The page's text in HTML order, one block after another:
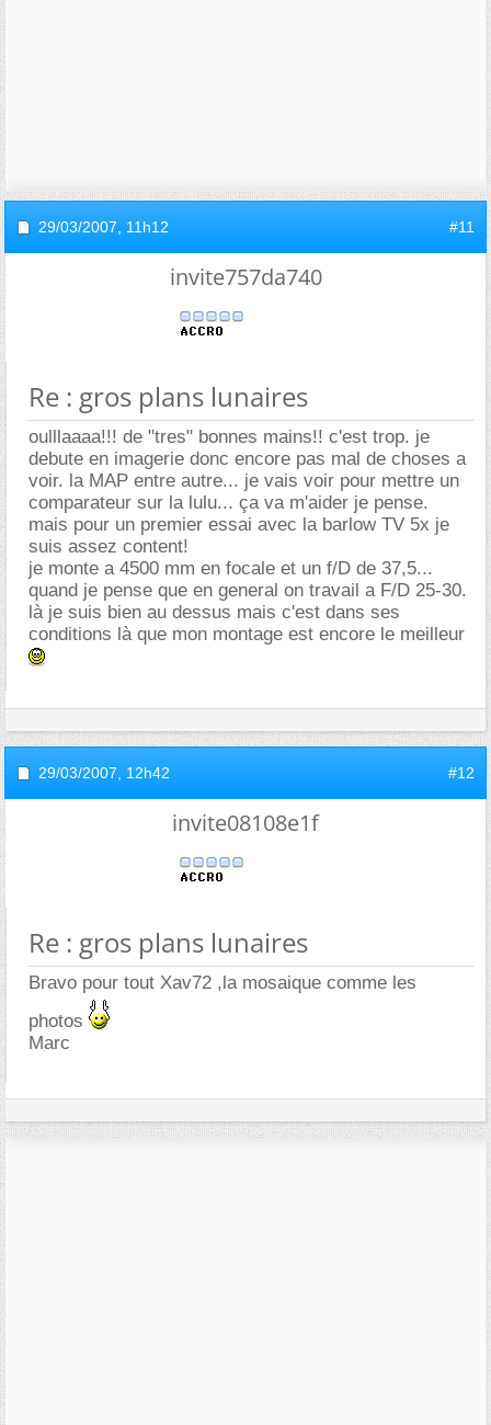
29/03/2007, 11h12 #11
invite757da740
Re : gros plans lunaires
oulllaaaa!!! de "tres" bonnes mains!! c'est trop. je
debute en imagerie donc encore pas mal de choses a
voir. la MAP entre autre... je vais voir pour mettre un
comparateur sur la lulu... ça va m'aider je pense.
mais pour un premier essai avec la barlow TV 5x je
suis assez content!
je monte a 4500 mm en focale et un f/D de 37,5...
quand je pense que en general on travail a F/D 25-30.
là je suis bien au dessus mais c'est dans ses
conditions là que mon montage est encore le meilleur
29/03/2007, 12h42 #12
invite08108e1f
Re : gros plans lunaires
Bravo pour tout Xav72 ,la mosaique comme les
photos
Marc